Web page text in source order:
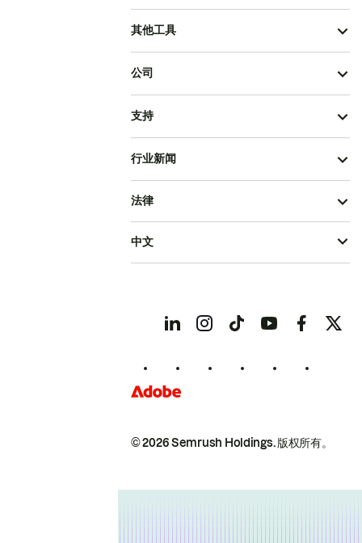
其他工具
公司
支持
行业新闻
© 2026 Semrush Holdings.版权所有。
法律
中文